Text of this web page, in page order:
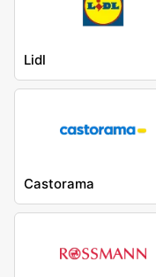
Lidl
Castorama